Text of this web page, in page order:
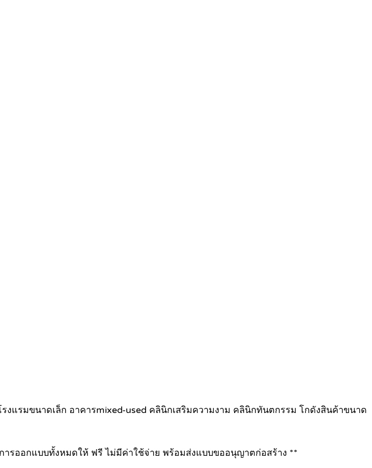
งแรมขนาดเล็ก อาคารmixed-used คลินิกเสริมความงาม คลินิกทันตกรรม โกดังสินค้าขนาด
ารออกแบบทั้งหมดให้ ฟรี ไม่มีค่าใช้จ่าย พร้อมส่งแบบขออนุญาตก่อสร้าง **